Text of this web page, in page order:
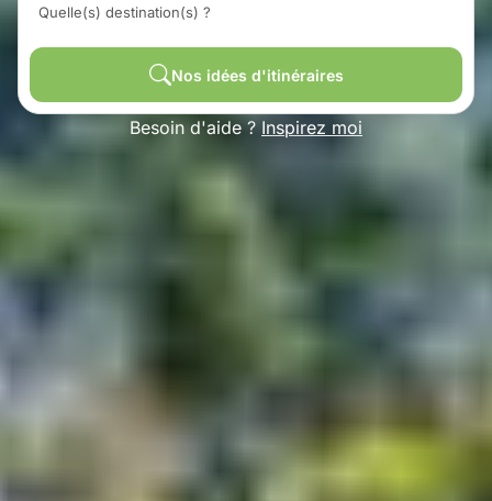
Quelle(s) destination(s) ?
Nos idées d'itinéraires
Besoin d'aide ? Inspirez moi